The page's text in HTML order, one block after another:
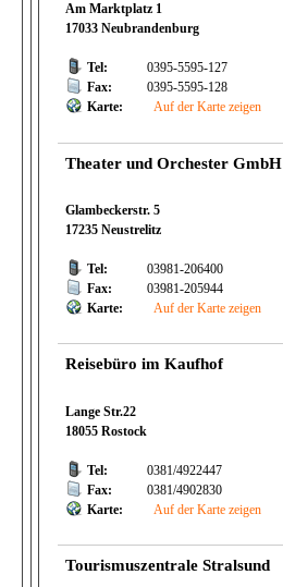
Am Marktplatz 1
17033 Neubrandenburg
Tel:
0395-5595-127
Fax:
0395-5595-128
Karte:
Auf der Karte zeigen
Theater und Orchester GmbH
Glambeckerstr. 5
17235 Neustrelitz
Tel:
03981-206400
Fax:
03981-205944
Karte:
Auf der Karte zeigen
Reisebüro im Kaufhof
Lange Str.22
18055 Rostock
Tel:
0381/4922447
Fax:
0381/4902830
Karte:
Auf der Karte zeigen
Tourismuszentrale Stralsund